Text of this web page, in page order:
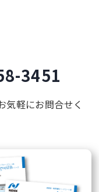
3451
気軽にお問合せく